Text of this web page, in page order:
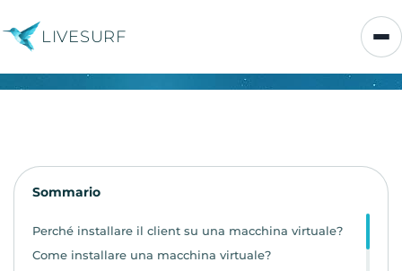
LIVESURF
Sommario
Perché installare il client su una macchina virtuale?
Come installare una macchina virtuale?